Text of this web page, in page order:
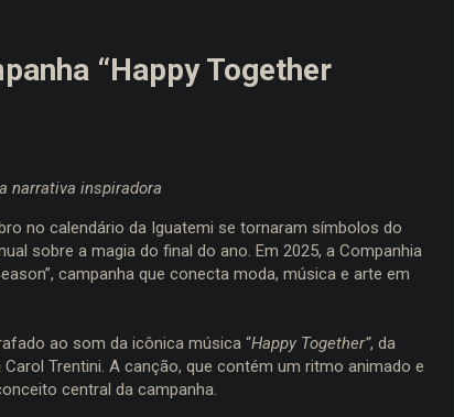
“Happy Together
narrativa inspiradora
no calendário da Iguatemi se tornaram símbolos do
sobre a magia do final do ano. Em 2025, a Companhia
campanha que conecta moda, música e arte em
ao som da icônica música “Happy Together”, da
Trentini. A canção, que contém um ritmo animado e
central da campanha.